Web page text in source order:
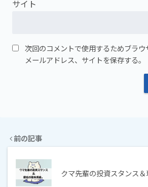
サイト
次回のコメントで使用するためブラウ
メールアドレス、サイトを保存する。
前の記事
クマ先輩の投資スタンス＆